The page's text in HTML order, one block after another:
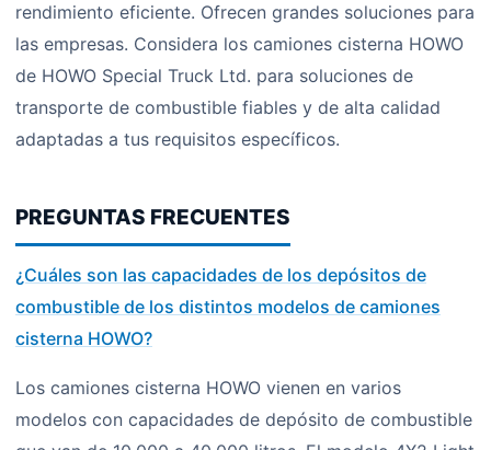
rendimiento eficiente. Ofrecen grandes soluciones para
las empresas. Considera los camiones cisterna HOWO
de HOWO Special Truck Ltd. para soluciones de
transporte de combustible fiables y de alta calidad
adaptadas a tus requisitos específicos.
PREGUNTAS FRECUENTES
¿Cuáles son las capacidades de los depósitos de
combustible de los distintos modelos de camiones
cisterna HOWO?
Los camiones cisterna HOWO vienen en varios
modelos con capacidades de depósito de combustible